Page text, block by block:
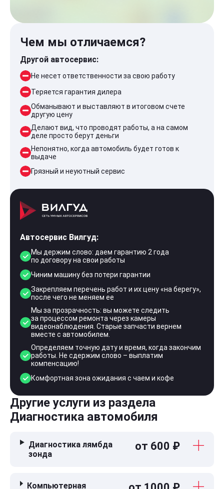
Чем мы отличаемся?
Другой автосервис:
Не несет ответственности за свою работу
Теряется гарантия дилера
Обманывают и выставляют в итоговом счете
другую цену
Делают вид, что проводят работы, а на самом
деле просто берут деньги
Непонятно, когда автомобиль будет готов к
выдаче
Грязный и неуютный сервис
Автосервис Вилгуд:
Мы держим слово: даем гарантию 2 года
по договору на свои работы
Чиним машину без потери гарантии
Закрепляем перечень работ и их цену «на берегу»,
после чего не меняем ее
Мы за прозрачность: вы можете следить
за процессом ремонта через камеры
видеонаблюдения. Старые запчасти вернем
вместе с автомобилем.
Определяем точную дату и время, когда закончим
работы. Не сдержим слово – выплатим
компенсацию!
Комфортная зона ожидания с чаем и кофе
Другие услуги из раздела
Диагностика автомобиля
Диагностика лямбда
зонда
от 600 ₽
Компьютерная